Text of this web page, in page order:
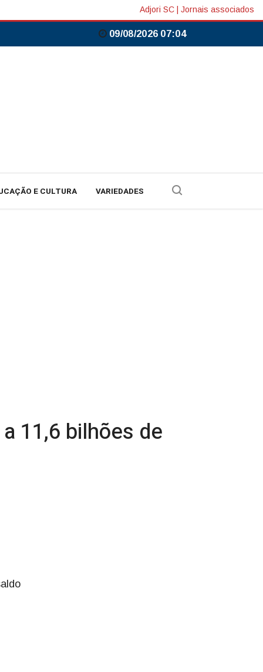
Adjori SC Jornais associados
09/08/2026 07:04
E CULTURA VARIEDADES
11,6 bilhões de